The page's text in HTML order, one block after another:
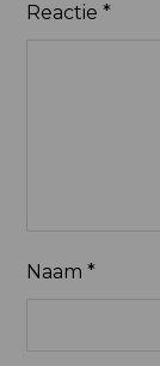
Reactie*
Naam*